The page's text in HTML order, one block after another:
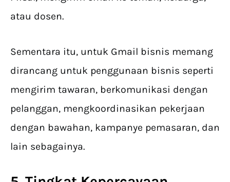
atau dosen.
Sementara itu, untuk Gmail bisnis memang
dirancang untuk penggunaan bisnis seperti
mengirim tawaran, berkomunikasi dengan
pelanggan, mengkoordinasikan pekerjaan
dengan bawahan, kampanye pemasaran, dan
lain sebagainya.